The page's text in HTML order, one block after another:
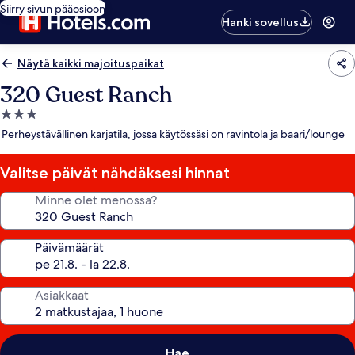
Siirry sivun pääosioon
Hanki sovellus
Näytä kaikki majoituspaikat
320 Guest Ranch
3.0
tähden
Perheystävällinen karjatila, jossa käytössäsi on ravintola ja baari/lounge
Valitse päivät nähdäksesi hinnat
Minne olet menossa?
Päivämäärät
Asiakkaat